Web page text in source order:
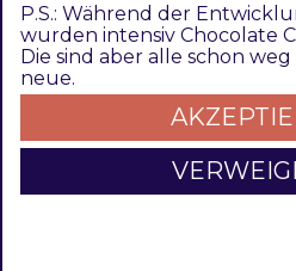
Bedienungsanleitung
P.S.: Während der
wurden intensiv Chocolate
Die sind aber alle schon
neue.